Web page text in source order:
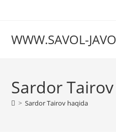
WWW.SAVOL-
Sardor
> Sardor Tairov haqida